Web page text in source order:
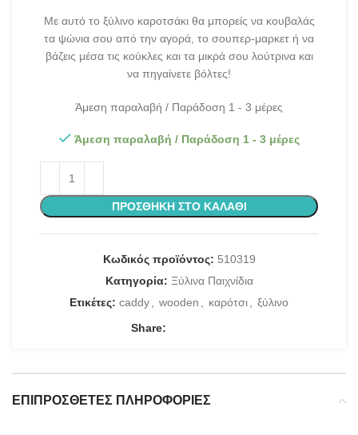
Με αυτό το ξύλινο καροτσάκι θα μπορείς να κουβαλάς
τα ψώνια σου από την αγορά, το σουπερ-μαρκετ ή να
βάζεις μέσα τις κούκλες και τα μικρά σου λούτρινα και
να πηγαίνετε βόλτες!
Άμεση παραλαβή / Παράδοση 1 - 3 μέρες
Άμεση παραλαβή / Παράδοση 1 - 3 μέρες
ΠΡΟΣΘΉΚΗ ΣΤΟ ΚΑΛΆΘΙ
Κωδικός προϊόντος: 510319
Κατηγορία: Ξύλινα Παιχνίδια
Ετικέτες: caddy, wooden , καρότσι, ξύλινο
Share:
ΕΠΙΠΡΌΣΘΕΤΕΣ ΠΛΗΡΟΦΟΡΊΕΣ